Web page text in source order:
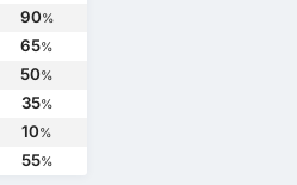
90%
65%
50%
35%
10%
55%